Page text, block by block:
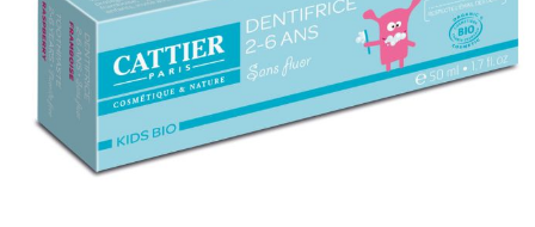
Soins des pieds
Dentifrices et bains de bouche
Brosses à dents et accessoires dentaires
Maquillage